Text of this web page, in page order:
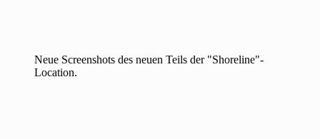
Neue Screenshots des neuen Teils der "Shoreline"-
Location.